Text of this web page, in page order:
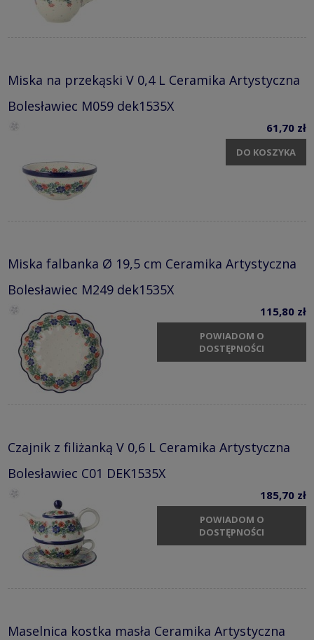
Miska na przekąski V 0,4 L Ceramika Artystyczna
Bolesławiec M059 dek1535X
61,70 zł
DO KOSZYKA
Miska falbanka Ø 19,5 cm Ceramika Artystyczna
Bolesławiec M249 dek1535X
115,80 zł
POWIADOM O
DOSTĘPNOŚCI
Czajnik z filiżanką V 0,6 L Ceramika Artystyczna
Bolesławiec C01 DEK1535X
185,70 zł
POWIADOM O
DOSTĘPNOŚCI
Maselnica kostka masła Ceramika Artystyczna